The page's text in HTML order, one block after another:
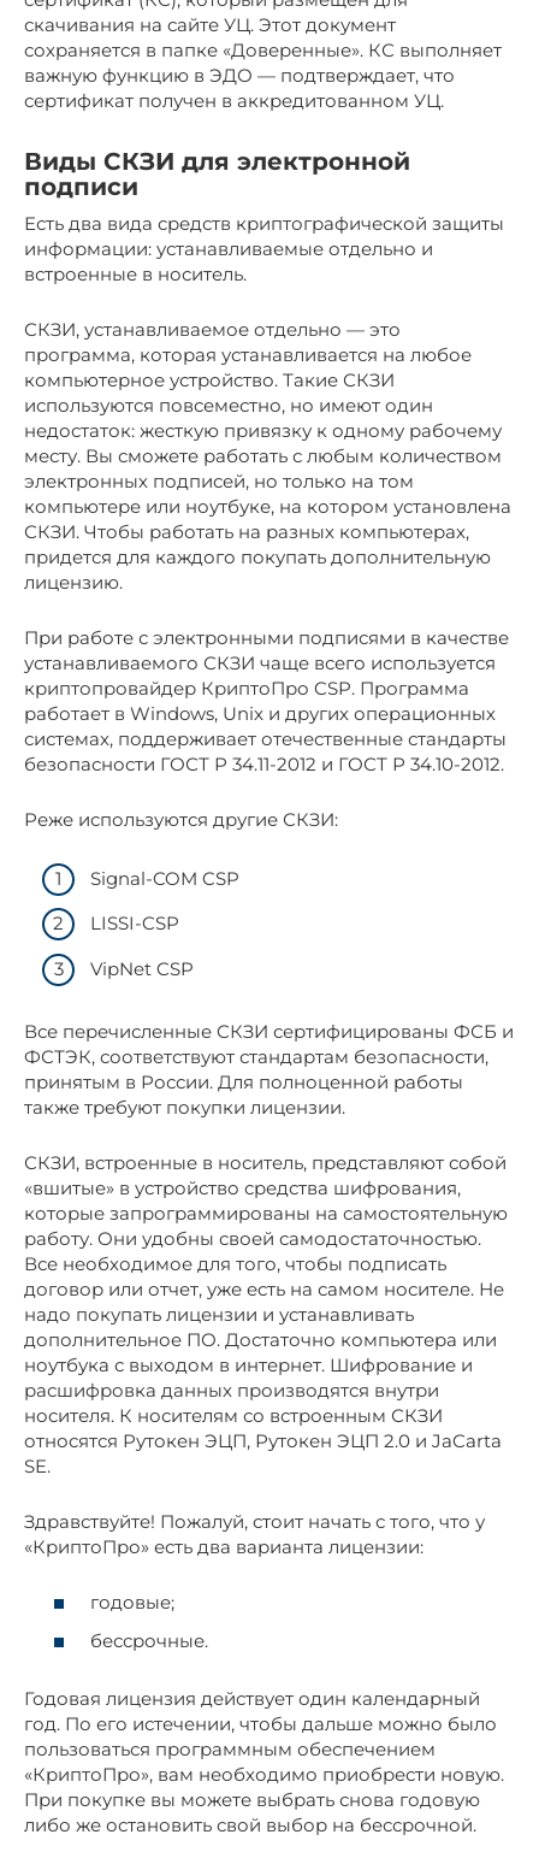
скачивания на сайте УЦ. Этот документ
сохраняется в папке «Доверенные». КС выполняет
важную функцию в ЭДО — подтверждает, что
сертификат получен в аккредитованном УЦ.
Виды СКЗИ для электронной
подписи
Есть два вида средств криптографической защиты
информации: устанавливаемые отдельно и
встроенные в носитель.
СКЗИ, устанавливаемое отдельно — это
программа, которая устанавливается на любое
компьютерное устройство. Такие СКЗИ
используются повсеместно, но имеют один
недостаток: жесткую привязку к одному рабочему
месту. Вы сможете работать с любым количеством
электронных подписей, но только на том
компьютере или ноутбуке, на котором установлена
СКЗИ. Чтобы работать на разных компьютерах,
придется для каждого покупать дополнительную
лицензию.
При работе с электронными подписями в качестве
устанавливаемого СКЗИ чаще всего используется
криптопровайдер КриптоПро CSP. Программа
работает в Windows, Unix и других операционных
системах, поддерживает отечественные стандарты
безопасности ГОСТ Р 34.11-2012 и ГОСТ Р 34.10-2012.
Реже используются другие СКЗИ:
Signal-COM CSP
LISSI-CSP
VipNet CSP
Все перечисленные СКЗИ сертифицированы ФСБ и
ФСТЭК, соответствуют стандартам безопасности,
принятым в России. Для полноценной работы
также требуют покупки лицензии.
СКЗИ, встроенные в носитель, представляют собой
«вшитые» в устройство средства шифрования,
которые запрограммированы на самостоятельную
работу. Они удобны своей самодостаточностью.
Все необходимое для того, чтобы подписать
договор или отчет, уже есть на самом носителе. Не
надо покупать лицензии и устанавливать
дополнительное ПО. Достаточно компьютера или
ноутбука с выходом в интернет. Шифрование и
расшифровка данных производятся внутри
носителя. К носителям со встроенным СКЗИ
относятся Рутокен ЭЦП, Рутокен ЭЦП 2.0 и JaCarta
SE.
Здравствуйте! Пожалуй, стоит начать с того, что у
«КриптоПро» есть два варианта лицензии:
годовые;
бессрочные.
Годовая лицензия действует один календарный
год. По его истечении, чтобы дальше можно было
пользоваться программным обеспечением
«КриптоПро», вам необходимо приобрести новую.
При покупке вы можете выбрать снова годовую
либо же остановить свой выбор на бессрочной.